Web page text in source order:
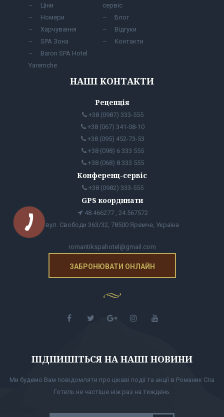
Ціни
Номери
Харчування
SPA Зона
Baron SPA Hotel
Yaremche
сервіс
Блог
Відгуки
Контакти
НАШІ КОНТАКТИ
Рецепція
+38 (0987) 333-555
+38 (067) 341-08-10
+38 (095) 452-73-53
+38 (098) 6 333 555
+38 (068) 8 333 555
Конференц-сервіс
+38 (0982) 333-555
GPS координати
48.466277 , 24.567572
вул. Свободи 363/32, 78500 Яремче, Україна
romantikspahotel@gmail.com
ЗАБРОНЮВАТИ ОНЛАЙН
ПІДПИШІТЬСЯ НА НАШІ НОВИНИ
Ми будемо Вам повідомляти про цікаві події та акції в Романик Спа
Готель не частіше ніж раз на тиждень.